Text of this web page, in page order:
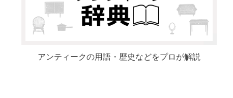
アンティークの用語・歴史などをプロが解説